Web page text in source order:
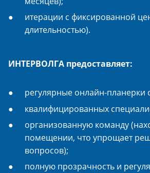
итерации с фиксированной
длительностью).
ИНТЕРВОЛГА предоставляет:
регулярные онлайн-планерки
квалифицированных
организованную команду
помещении, что упрощает
вопросов);
полную прозрачность и